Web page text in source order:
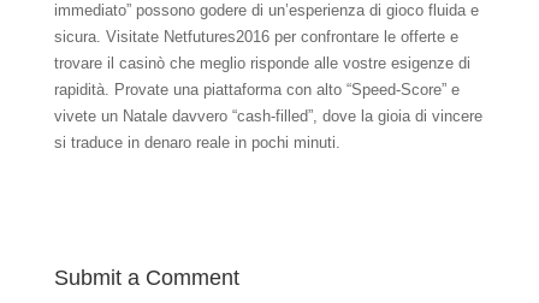
immediato” possono godere di un’esperienza di gioco fluida e
sicura. Visitate Netfutures2016 per confrontare le offerte e
trovare il casinò che meglio risponde alle vostre esigenze di
rapidità. Provate una piattaforma con alto “Speed‑Score” e
vivete un Natale davvero “cash‑filled”, dove la gioia di vincere
si traduce in denaro reale in pochi minuti.
Submit a Comment